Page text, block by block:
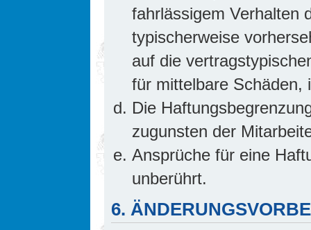
fahrlässigem Verhalten
typischerweise
auf die
für mittelbare Schäden,
Die
zugunsten der
Ansprüche für eine
unberührt.
6.